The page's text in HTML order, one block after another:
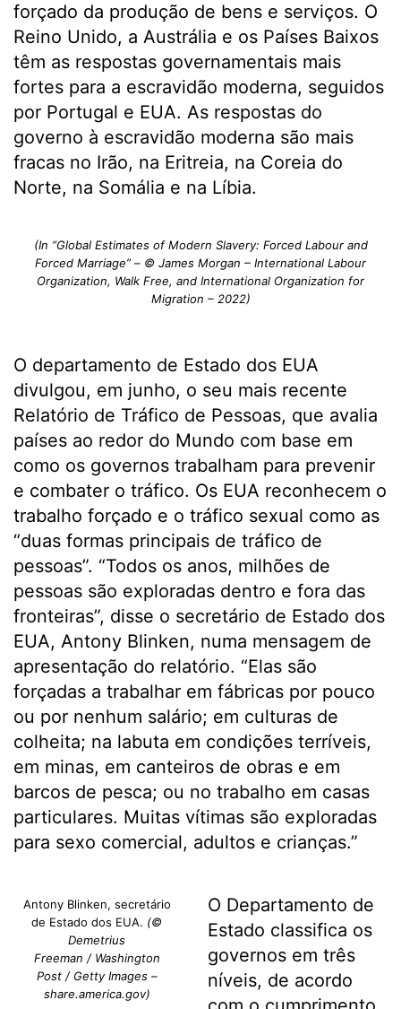
forçado da produção de bens e serviços. O
Reino Unido, a Austrália e os Países Baixos
têm as respostas governamentais mais
fortes para a escravidão moderna, seguidos
por Portugal e EUA. As respostas do
governo à escravidão moderna são mais
fracas no Irão, na Eritreia, na Coreia do
Norte, na Somália e na Líbia.
(In “Global Estimates of Modern Slavery: Forced Labour and
Forced Marriage” – © James Morgan – International Labour
Organization, Walk Free, and International Organization for
Migration – 2022)
O departamento de Estado dos EUA
divulgou, em junho, o seu mais recente
Relatório de Tráfico de Pessoas, que avalia
países ao redor do Mundo com base em
como os governos trabalham para prevenir
e combater o tráfico. Os EUA reconhecem o
trabalho forçado e o tráfico sexual como as
“duas formas principais de tráfico de
pessoas”. “Todos os anos, milhões de
pessoas são exploradas dentro e fora das
fronteiras”, disse o secretário de Estado dos
EUA, Antony Blinken, numa mensagem de
apresentação do relatório. “Elas são
forçadas a trabalhar em fábricas por pouco
ou por nenhum salário; em culturas de
colheita; na labuta em condições terríveis,
em minas, em canteiros de obras e em
barcos de pesca; ou no trabalho em casas
particulares. Muitas vítimas são exploradas
para sexo comercial, adultos e crianças.”
Antony Blinken, secretário
de Estado dos EUA. (©
Demetrius
Freeman / Washington
Post / Getty Images –
share.america.gov)
O Departamento de
Estado classifica os
governos em três
níveis, de acordo